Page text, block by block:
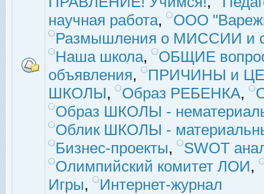
научная работа,
ООО
Размышления о МИССИИ и
Наша школа,
ОБЩИЕ
объявления,
ПРИЧИНЫ и
ШКОЛЫ, Образ РЕБЕНКА,
Образ ШКОЛЫ -
Облик ШКОЛЫ -
Бизнес-проекты,
SWOT
Олимпийский комитет ЛОИ,
Игры, Интернет-журнал